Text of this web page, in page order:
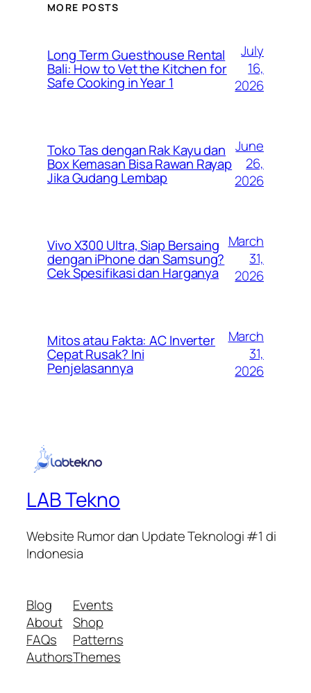
MORE POSTS
Long Term Guesthouse Rental
Bali: How to Vet the Kitchen for
Safe Cooking in Year 1
July
16,
2026
Toko Tas dengan Rak Kayu dan
Box Kemasan Bisa Rawan Rayap
Jika Gudang Lembap
June
26,
2026
Vivo X300 Ultra, Siap Bersaing
dengan iPhone dan Samsung?
Cek Spesifikasi dan Harganya
March
31,
2026
Mitos atau Fakta: AC Inverter
Cepat Rusak? Ini
Penjelasannya
March
31,
2026
LAB Tekno
Website Rumor dan Update Teknologi #1 di
Indonesia
Blog
About
FAQs
Authors
Events
Shop
Patterns
Themes